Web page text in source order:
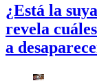
¿Está la
revela
a